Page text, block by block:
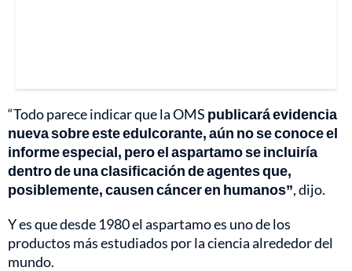
“Todo parece indicar que la OMS publicará evidencia
nueva sobre este edulcorante, aún no se conoce el
informe especial, pero el aspartamo se incluiría
dentro de una clasificación de agentes que,
posiblemente, causen cáncer en humanos”, dijo.
Y es que desde 1980 el aspartamo es uno de los
productos más estudiados por la ciencia alrededor del
mundo.